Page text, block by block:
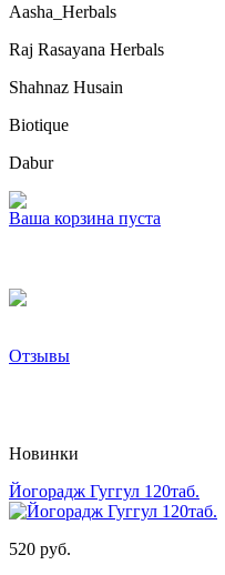
Aasha_Herbals
Raj Rasayana Herbals
Shahnaz Husain
Biotique
Dabur
Ваша корзина пуста
Отзывы
Новинки
Йогорадж Гуггул 120таб.
520 руб.